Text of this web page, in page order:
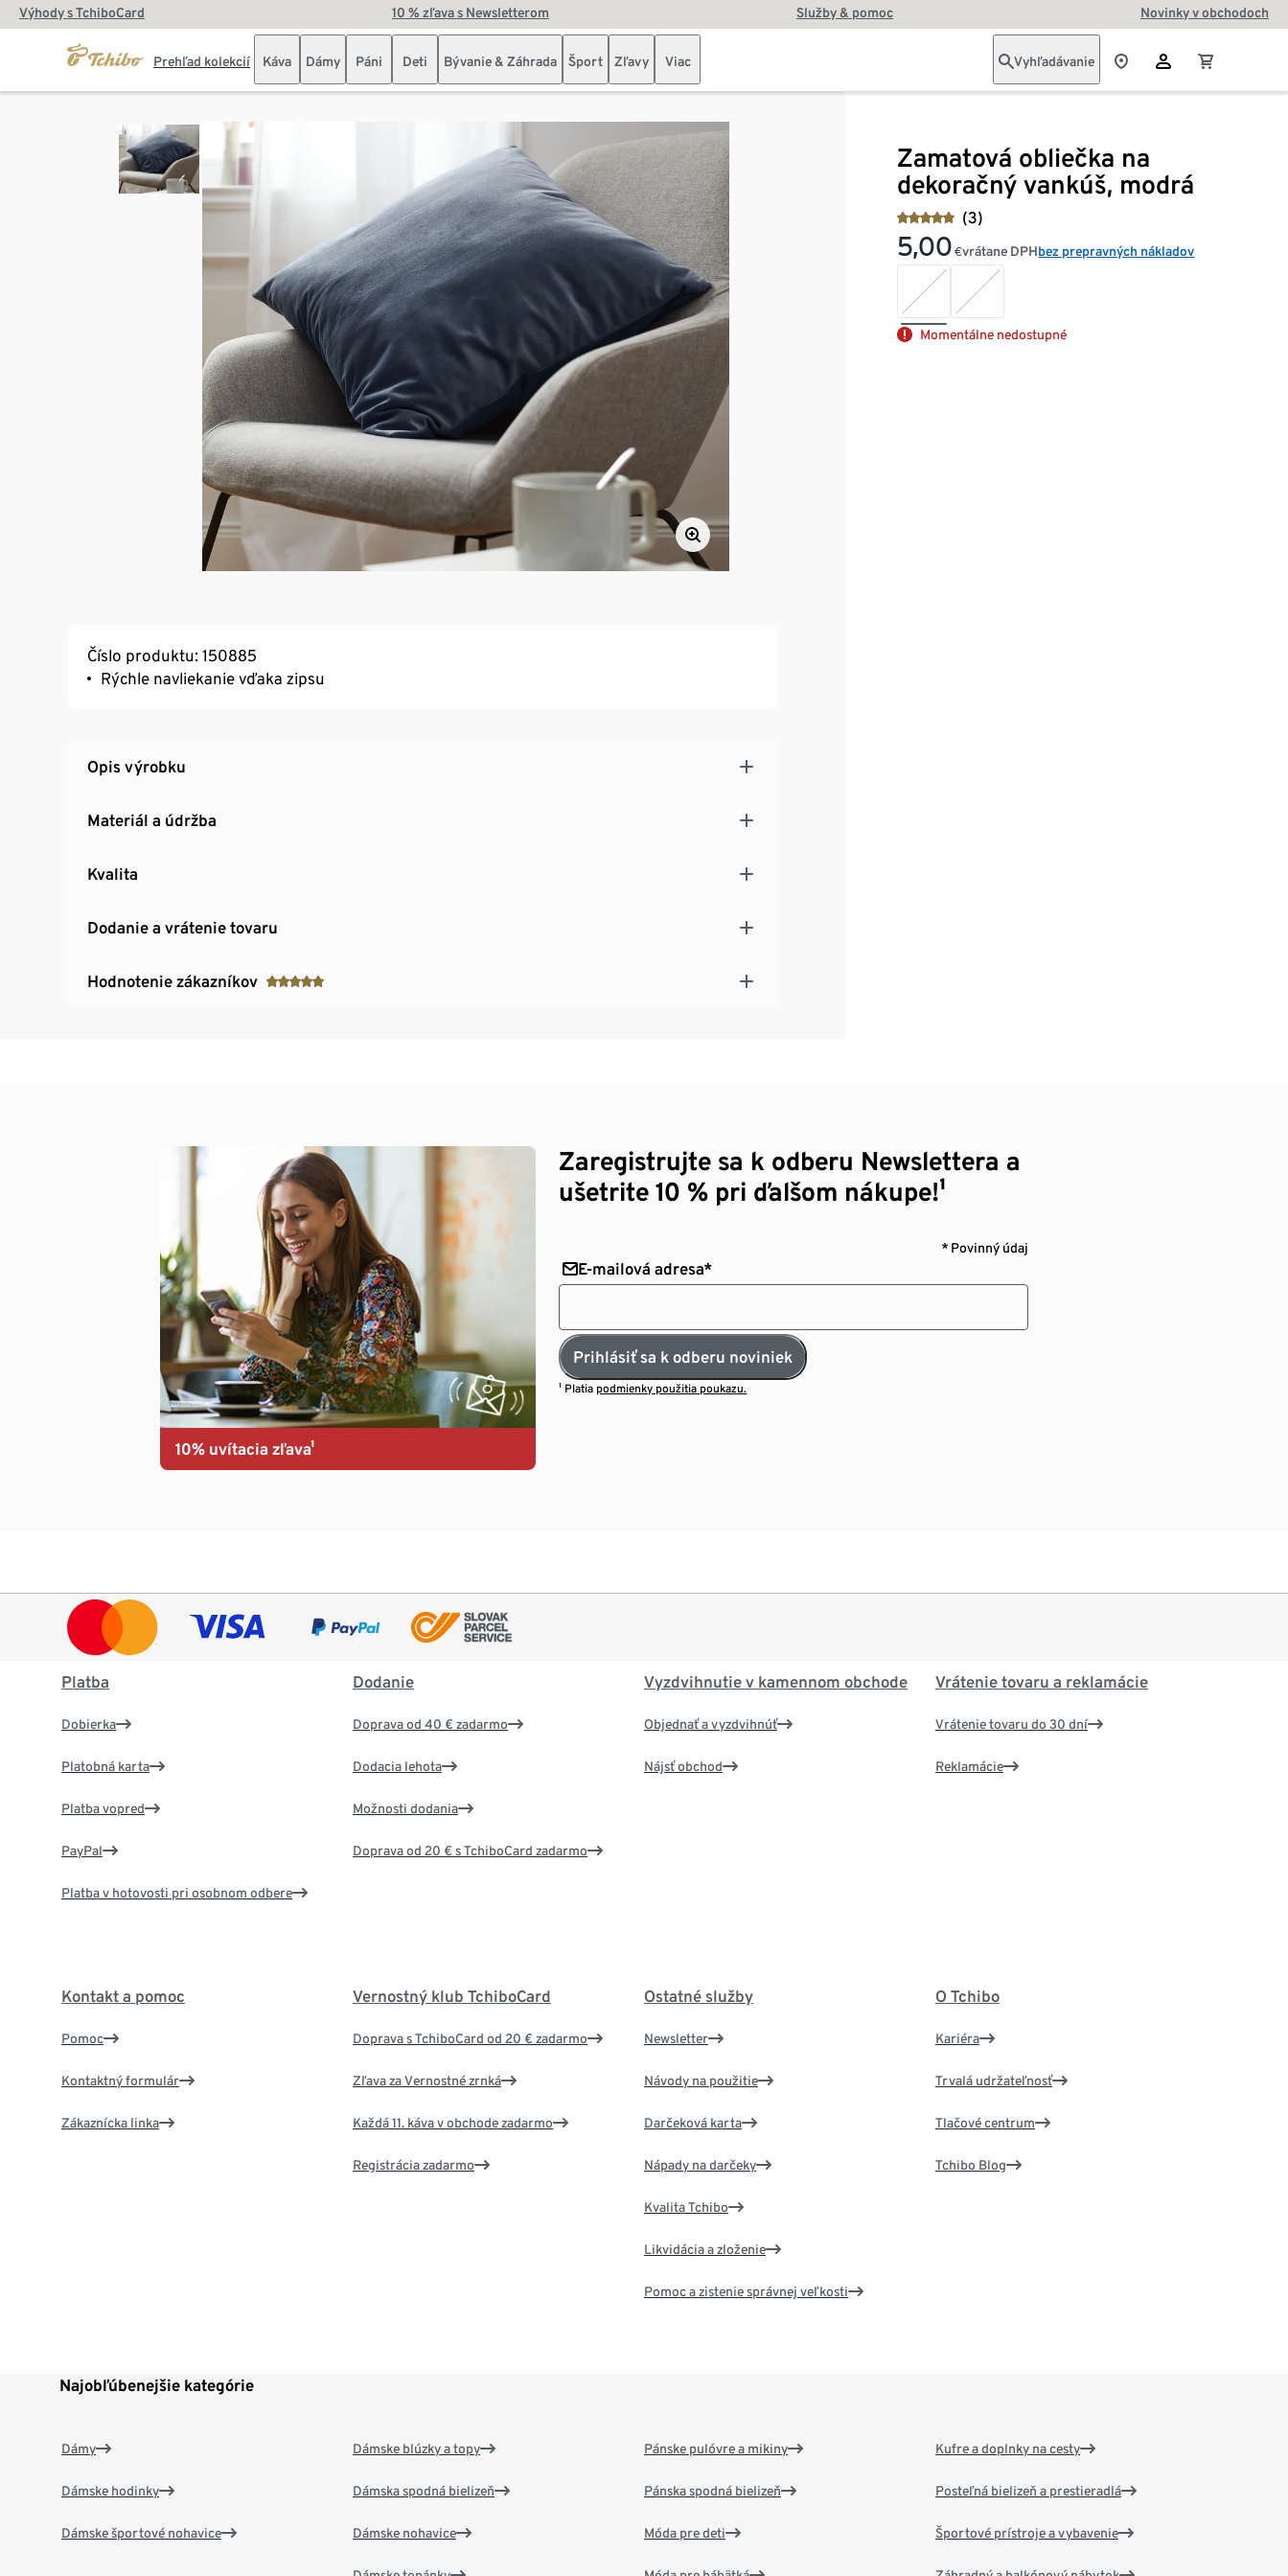
Výhody s TchiboCard 10 % zľava s Newsletterom Služby & pomoc Novinky v obchodoch
Prehľad kolekcií Káva Dámy Páni Deti Bývanie & Záhrada Šport Zľavy Viac Vyhľadávanie
Zamatová obliečka na
dekoračný vankúš, modrá
(3)
5,00 €vrátane DPHbez prepravných nákladov
Momentálne nedostupné
Číslo produktu: 150885
Rýchle navliekanie vďaka zipsu
Opis výrobku
Materiál a údržba
Kvalita
Dodanie a vrátenie tovaru
Hodnotenie zákazníkov
10% uvítacia zľava¹
Zaregistrujte sa k odberu Newslettera a
ušetrite 10 % pri ďalšom nákupe!¹
* Povinný údaj
E-mailová adresa*
Prihlásiť sa k odberu noviniek
¹ Platia podmienky použitia poukazu.
Platba
Dobierka
Platobná karta
Platba vopred
PayPal
Platba v hotovosti pri osobnom odbere
Dodanie
Doprava od 40 € zadarmo
Dodacia lehota
Možnosti dodania
Doprava od 20 € s TchiboCard zadarmo
Vyzdvihnutie v kamennom obchode
Objednať a vyzdvihnúť
Nájsť obchod
Vrátenie tovaru a reklamácie
Vrátenie tovaru do 30 dní
Reklamácie
Kontakt a pomoc
Pomoc
Kontaktný formulár
Zákaznícka linka
Vernostný klub TchiboCard
Doprava s TchiboCard od 20 € zadarmo
Zľava za Vernostné zrnká
Každá 11. káva v obchode zadarmo
Registrácia zadarmo
Ostatné služby
Newsletter
Návody na použitie
Darčeková karta
Nápady na darčeky
Kvalita Tchibo
Likvidácia a zloženie
Pomoc a zistenie správnej veľkosti
O Tchibo
Kariéra
Trvalá udržateľnosť
Tlačové centrum
Tchibo Blog
Najobľúbenejšie kategórie
Dámy
Dámske hodinky
Dámske športové nohavice
Dámske blúzky a topy
Dámska spodná bielizeň
Dámske nohavice
Pánske pulóvre a mikiny
Pánska spodná bielizeň
Móda pre deti
Kufre a doplnky na cesty
Posteľná bielizeň a prestieradlá
Športové prístroje a vybavenie